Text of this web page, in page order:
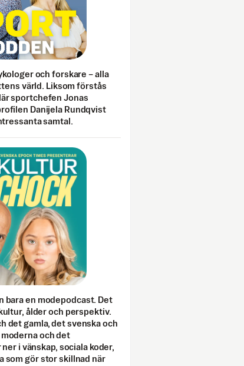
och forskare – alla
värld. Liksom förstås
sportchefen Jonas
Danijela Rundqvist
samtal.
bara en modepodcast. Det
ålder och perspektiv.
det gamla, det svenska och
och det
i vänskap, sociala koder,
som gör stor skillnad när